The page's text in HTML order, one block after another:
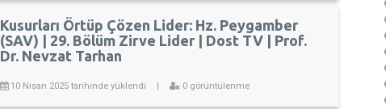
Kusurları Örtüp Çözen Lider: Hz. Peygamber
(SAV) | 29. Bölüm Zirve Lider | Dost TV | Prof.
Dr. Nevzat Tarhan
10 Nisan 2025 tarihinde yüklendi 0 görüntülenme